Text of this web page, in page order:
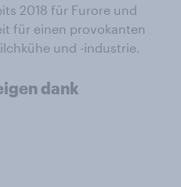
2018 für Furore und
für einen provokanten
und -industrie.
dank